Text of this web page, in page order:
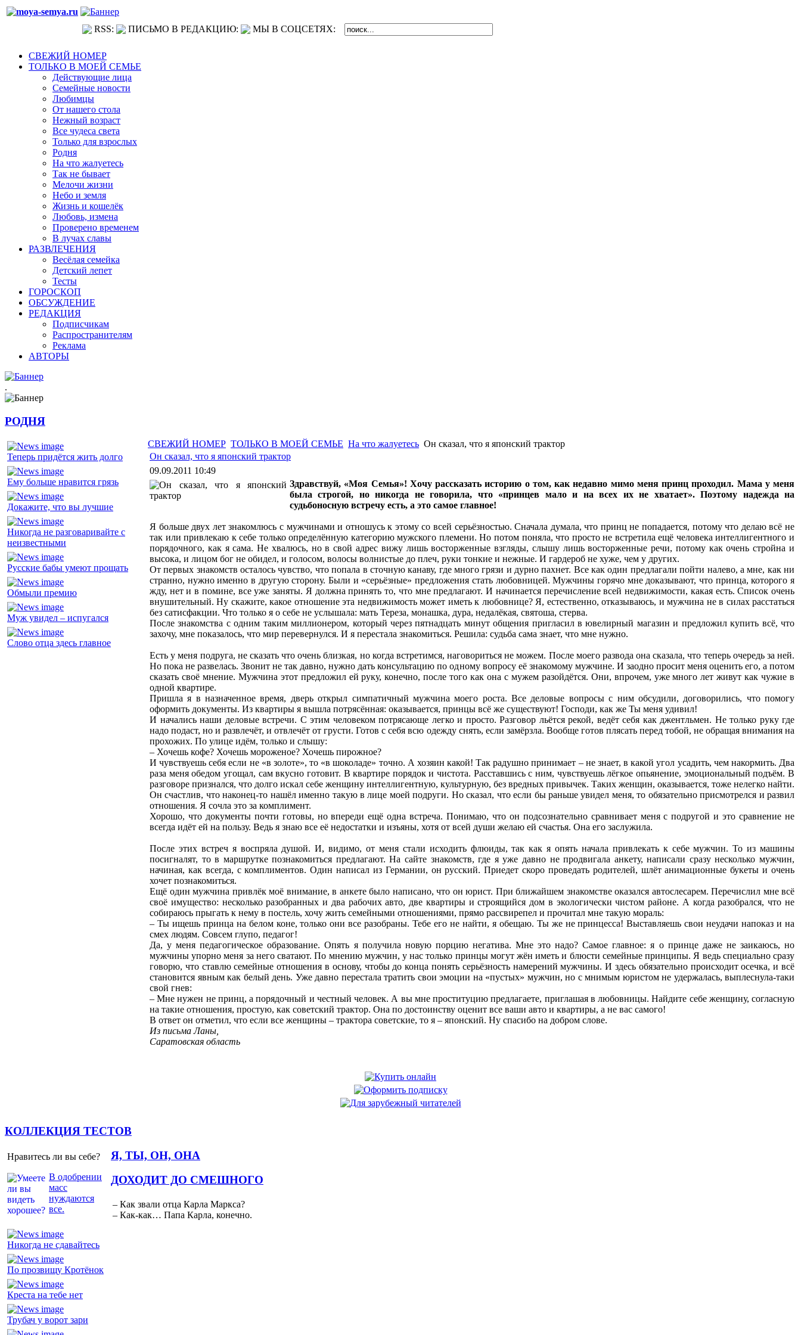
RSS: ПИСЬМО В РЕДАКЦИЮ: МЫ В СОЦСЕТЯХ:
СВЕЖИЙ НОМЕР
ТОЛЬКО В МОЕЙ СЕМЬЕ
Действующие лица
Семейные новости
Любимцы
От нашего стола
Нежный возраст
Все чудеса света
Только для взрослых
Родня
На что жалуетесь
Так не бывает
Мелочи жизни
Небо и земля
Жизнь и кошелёк
Любовь, измена
Проверено временем
В лучах славы
РАЗВЛЕЧЕНИЯ
Весёлая семейка
Детский лепет
Тесты
ГОРОСКОП
ОБСУЖДЕНИЕ
РЕДАКЦИЯ
Подписчикам
Распространителям
Реклама
АВТОРЫ
.
РОДНЯ
Теперь придётся жить долго
Ему больше нравится грязь
Докажите, что вы лучшие
Никогда не разговаривайте с
неизвестными
Русские бабы умеют прощать
Обмыли премию
Муж увидел – испугался
Слово отца здесь главное
СВЕЖИЙ НОМЕР ТОЛЬКО В МОЕЙ СЕМЬЕ На что жалуетесь Он сказал, что я японский трактор
Он сказал, что я японский трактор
09.09.2011 10:49
Здравствуй, «Моя Семья»! Хочу рассказать историю о том, как недавно мимо меня принц проходил. Мама у меня
была строгой, но никогда не говорила, что «принцев мало и на всех их не хватает». Поэтому надежда на
судьбоносную встречу есть, а это самое главное!
Я больше двух лет знакомлюсь с мужчинами и отношусь к этому со всей серьёзностью. Сначала думала, что принц не попадается, потому что делаю всё не
так или привлекаю к себе только определённую категорию мужского племени. Но потом поняла, что просто не встретила ещё человека интеллигентного и
порядочного, как я сама. Не хвалюсь, но в свой адрес вижу лишь восторженные взгляды, слышу лишь восторженные речи, потому как очень стройна и
высока, и лицом бог не обидел, и голосом, волосы волнистые до плеч, руки тонкие и нежные. И гардероб не хуже, чем у других.
От первых знакомств осталось чувство, что попала в сточную канаву, где много грязи и дурно пахнет. Все как один предлагали пойти налево, а мне, как ни
странно, нужно именно в другую сторону. Были и «серьёзные» предложения стать любовницей. Мужчины горячо мне доказывают, что принца, которого я
жду, нет и в помине, все уже заняты. Я должна принять то, что мне предлагают. И начинается перечисление всей недвижимости, какая есть. Список очень
внушительный. Ну скажите, какое отношение эта недвижимость может иметь к любовнице? Я, естественно, отказываюсь, и мужчина не в силах расстаться
без сатисфакции. Что только я о себе не услышала: мать Тереза, монашка, дура, недалёкая, святоша, стерва.
После знакомства с одним таким миллионером, который через пятнадцать минут общения пригласил в ювелирный магазин и предложил купить всё, что
захочу, мне показалось, что мир перевернулся. И я перестала знакомиться. Решила: судьба сама знает, что мне нужно.
Есть у меня подруга, не сказать что очень близкая, но когда встретимся, наговориться не можем. После моего развода она сказала, что теперь очередь за ней.
Но пока не развелась. Звонит не так давно, нужно дать консультацию по одному вопросу её знакомому мужчине. И заодно просит меня оценить его, а потом
сказать своё мнение. Мужчина этот предложил ей руку, конечно, после того как она с мужем разойдётся. Они, впрочем, уже много лет живут как чужие в
одной квартире.
Пришла я в назначенное время, дверь открыл симпатичный мужчина моего роста. Все деловые вопросы с ним обсудили, договорились, что помогу
оформить документы. Из квартиры я вышла потрясённая: оказывается, принцы всё же существуют! Господи, как же Ты меня удивил!
И начались наши деловые встречи. С этим человеком потрясающе легко и просто. Разговор льётся рекой, ведёт себя как джентльмен. Не только руку где
надо подаст, но и развлечёт, и отвлечёт от грусти. Готов с себя всю одежду снять, если замёрзла. Вообще готов плясать перед тобой, не обращая внимания на
прохожих. По улице идём, только и слышу:
– Хочешь кофе? Хочешь мороженое? Хочешь пирожное?
И чувствуешь себя если не «в золоте», то «в шоколаде» точно. А хозяин какой! Так радушно принимает – не знает, в какой угол усадить, чем накормить. Два
раза меня обедом угощал, сам вкусно готовит. В квартире порядок и чистота. Расставшись с ним, чувствуешь лёгкое опьянение, эмоциональный подъём. В
разговоре признался, что долго искал себе женщину интеллигентную, культурную, без вредных привычек. Таких женщин, оказывается, тоже нелегко найти.
Он счастлив, что наконец-то нашёл именно такую в лице моей подруги. Но сказал, что если бы раньше увидел меня, то обязательно присмотрелся и развил
отношения. Я сочла это за комплимент.
Хорошо, что документы почти готовы, но впереди ещё одна встреча. Понимаю, что он подсознательно сравнивает меня с подругой и это сравнение не
всегда идёт ей на пользу. Ведь я знаю все её недостатки и изъяны, хотя от всей души желаю ей счастья. Она его заслужила.
После этих встреч я воспряла душой. И, видимо, от меня стали исходить флюиды, так как я опять начала привлекать к себе мужчин. То из машины
посигналят, то в маршрутке познакомиться предлагают. На сайте знакомств, где я уже давно не продвигала анкету, написали сразу несколько мужчин,
начиная, как всегда, с комплиментов. Один написал из Германии, он русский. Приедет скоро проведать родителей, шлёт анимационные букеты и очень
хочет познакомиться.
Ещё один мужчина привлёк моё внимание, в анкете было написано, что он юрист. При ближайшем знакомстве оказался автослесарем. Перечислил мне всё
своё имущество: несколько разобранных и два рабочих авто, две квартиры и строящийся дом в экологически чистом районе. А когда разобрался, что не
собираюсь прыгать к нему в постель, хочу жить семейными отношениями, прямо рассвирепел и прочитал мне такую мораль:
– Ты ищешь принца на белом коне, только они все разобраны. Тебе его не найти, я обещаю. Ты же не принцесса! Выставляешь свои неудачи напоказ и на
смех людям. Совсем глупо, педагог!
Да, у меня педагогическое образование. Опять я получила новую порцию негатива. Мне это надо? Самое главное: я о принце даже не заикаюсь, но
мужчины упорно меня за него сватают. По мнению мужчин, у нас только принцы могут жён иметь и блюсти семейные принципы. Я ведь специально сразу
говорю, что ставлю семейные отношения в основу, чтобы до конца понять серьёзность намерений мужчины. И здесь обязательно происходит осечка, и всё
становится явным как белый день. Уже давно перестала тратить свои эмоции на «пустых» мужчин, но с мнимым юристом не удержалась, выплеснула-таки
свой гнев:
– Мне нужен не принц, а порядочный и честный человек. А вы мне проституцию предлагаете, приглашая в любовницы. Найдите себе женщину, согласную
на такие отношения, простую, как советский трактор. Она по достоинству оценит все ваши авто и квартиры, а не вас самого!
В ответ он отметил, что если все женщины – трактора советские, то я – японский. Ну спасибо на добром слове.
Из письма Ланы,
Саратовская область
КОЛЛЕКЦИЯ ТЕСТОВ
Нравитесь ли вы себе?
В одобрении
масс
нуждаются
все.
Я, ТЫ, ОН, ОНА
Никогда не сдавайтесь
По прозвищу Кротёнок
Креста на тебе нет
Трубач у ворот зари
ДОХОДИТ ДО СМЕШНОГО
– Как звали отца Карла Маркса?
– Как-как… Папа Карла, конечно.